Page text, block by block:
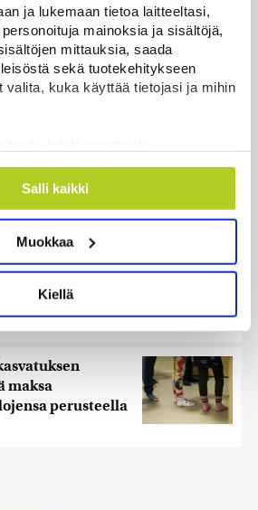
ja lukemaan tietoa laitteeltasi,
mainoksia ja sisältöjä,
mittauksia, saada
sekä tuotekehitykseen
valita, kuka käyttää tietojasi ja mihin
maantieteellisestä sijainnistasi,
metrin tarkkuudella
(sormenjäljen
henkilötietojasi käsitellään ja miten
sen milloin vain
tarjoamamme sisällön ja mainosten
median ominaisuuksien
analysoimiseen. Lisäksi
median, mainosalan ja analytiikka-
tietoja siitä, miten käytät
heidän palvelujaan. Tietoja
Salli kaikki
Muokkaa
Kiellä
ja
maksa
perusteella